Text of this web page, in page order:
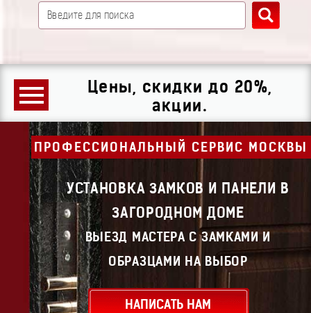
Цены, скидки до 20%,
акции.
ПРОФЕССИОНАЛЬНЫЙ СЕРВИС МОСКВЫ
УСТАНОВКА ЗАМКОВ И ПАНЕЛИ В
ЗАГОРОДНОМ ДОМЕ
ВЫЕЗД МАСТЕРА С ЗАМКАМИ И
ОБРАЗЦАМИ НА ВЫБОР
НАПИСАТЬ НАМ